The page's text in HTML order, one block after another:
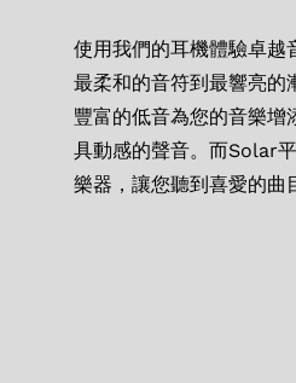
使用我們的耳機體驗卓
最柔和的音符到最響亮的
豐富的低音為您的音樂增
具動感的聲音。而Solar
樂器，讓您聽到喜愛的曲